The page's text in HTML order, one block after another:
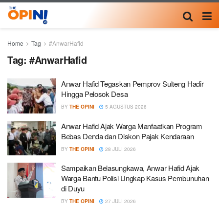
Home Tag #AnwarHafid
Tag: #AnwarHafid
Anwar Hafid Tegaskan Pemprov Sulteng Hadir
Hingga Pelosok Desa
BY THE OPINI 5 AGUSTUS 2026
Anwar Hafid Ajak Warga Manfaatkan Program
Bebas Denda dan Diskon Pajak Kendaraan
BY THE OPINI 28 JULI 2026
Sampaikan Belasungkawa, Anwar Hafid Ajak
Warga Bantu Polisi Ungkap Kasus Pembunuhan
di Duyu
BY THE OPINI 27 JULI 2026